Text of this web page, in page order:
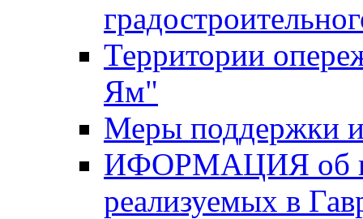
Территории
Ям"
Меры поддержки
ИФОРМАЦИЯ об
реализуемых в